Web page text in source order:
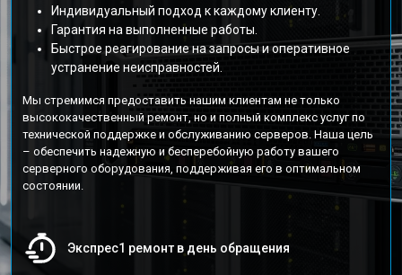
Индивидуальный подход к каждому клиенту.
Гарантия на выполненные работы.
Быстрое реагирование на запросы и оперативное
устранение неисправностей.
Мы стремимся предоставить нашим клиентам не только
высококачественный ремонт, но и полный комплекс услуг по
технической поддержке и обслуживанию серверов. Наша цель
– обеспечить надежную и бесперебойную работу вашего
серверного оборудования, поддерживая его в оптимальном
состоянии.
Экспрес1 ремонт в день обращения